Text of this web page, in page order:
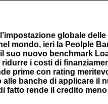
globale
mondo, ieri la Peolple
suo nuovo benchmark
i costi di
prime con rating
alle banche di applicare il
fatto rende il credito